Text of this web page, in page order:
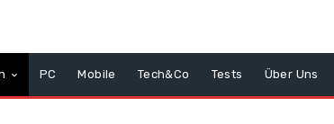
PC Mobile Tech&Co Tests Über Uns